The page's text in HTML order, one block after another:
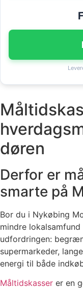
døren
Derfor er
smarte på
Bor du i Nykøbing
mindre
udfordringen:
supermarkeder,
energi til både
Måltidskasser er en